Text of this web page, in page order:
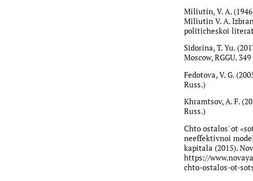
Miliutin, V. A.
Miliutin V. A.
politicheskoi
Sidorina, T. Yu.
Moscow, RGGU.
Fedotova, V. G.
Russ.)
Khramtsov, A. F.
Russ.)
Chto ostalos' ot
neeffektivnoi
kapitala (2015).
https://
chto-ostalos-ot-